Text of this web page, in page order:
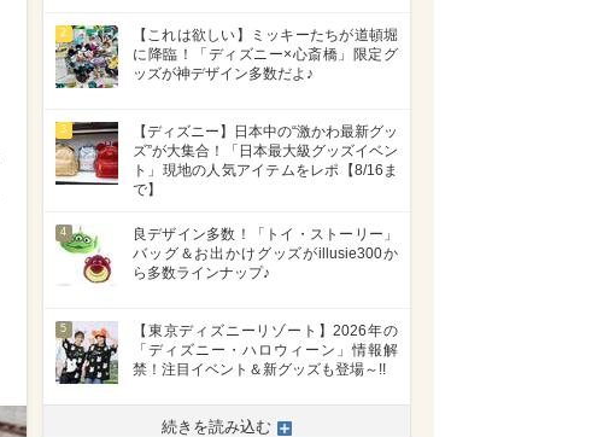
2
【これは欲しい】ミッキーたちが道頓堀
に降臨！「ディズニー×心斎橋」限定グ
ッズが神デザイン多数だよ♪
3
【ディズニー】日本中の“激かわ最新グッ
ズ”が大集合！「日本最大級グッズイベン
ト」現地の人気アイテムをレポ【8/16ま
で】
4
良デザイン多数！「トイ・ストーリー」
バッグ＆お出かけグッズがillusie300か
ら多数ラインナップ♪
5
【東京ディズニーリゾート】2026年の
「ディズニー・ハロウィーン」情報解
禁！注目イベント＆新グッズも登場～!!
続きを読み込む